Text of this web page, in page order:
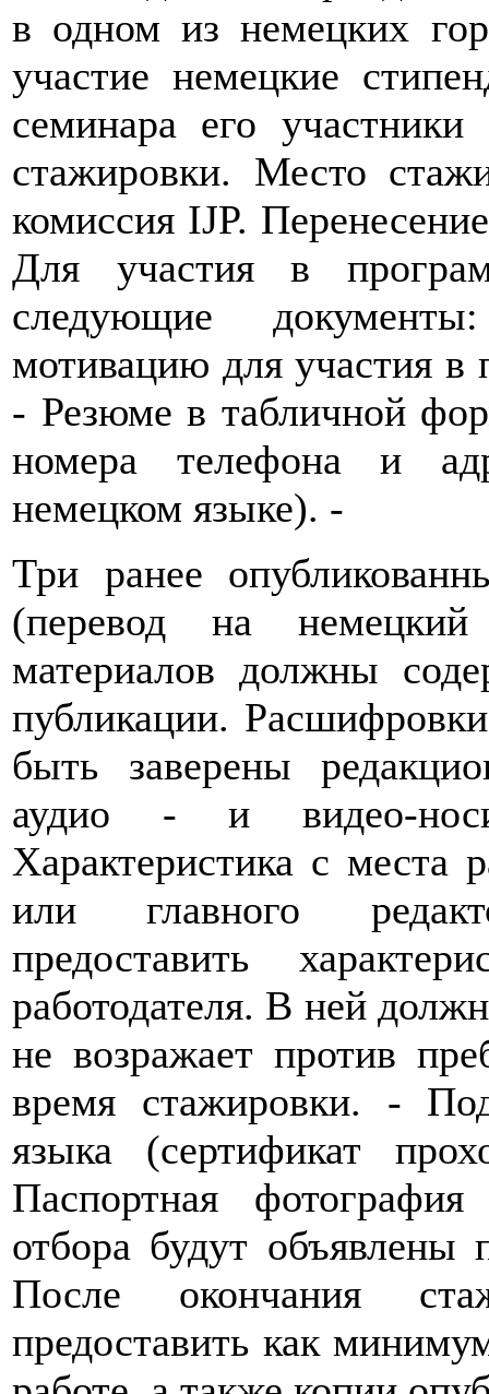
в одном из немецких
участие немецкие
семинара его
стажировки. Место
комиссия IJP.
Для участия в
следующие
мотивацию для участия в
- Резюме в табличной
номера телефона и
немецком языке). -
Три ранее
(перевод на
материалов должны
публикации.
быть заверены
аудио - и видео-
Характеристика с места
или главного
предоставить
работодателя. В ней
не возражает против
время стажировки. -
языка (сертификат
Паспортная
отбора будут объявлены
После окончания
предоставить как